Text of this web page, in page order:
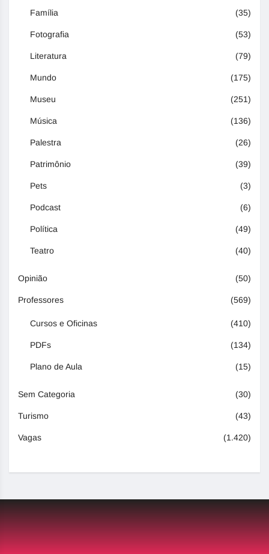
Família (35)
Fotografia (53)
Literatura (79)
Mundo (175)
Museu (251)
Música (136)
Palestra (26)
Patrimônio (39)
Pets (3)
Podcast (6)
Política (49)
Teatro (40)
Opinião (50)
Professores (569)
Cursos e Oficinas (410)
PDFs (134)
Plano de Aula (15)
Sem Categoria (30)
Turismo (43)
Vagas (1.420)